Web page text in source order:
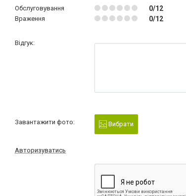
Обслуговування 0/12
Враження 0/12
Відгук:
Завантажити фото: Вибрати
Авторизуватись